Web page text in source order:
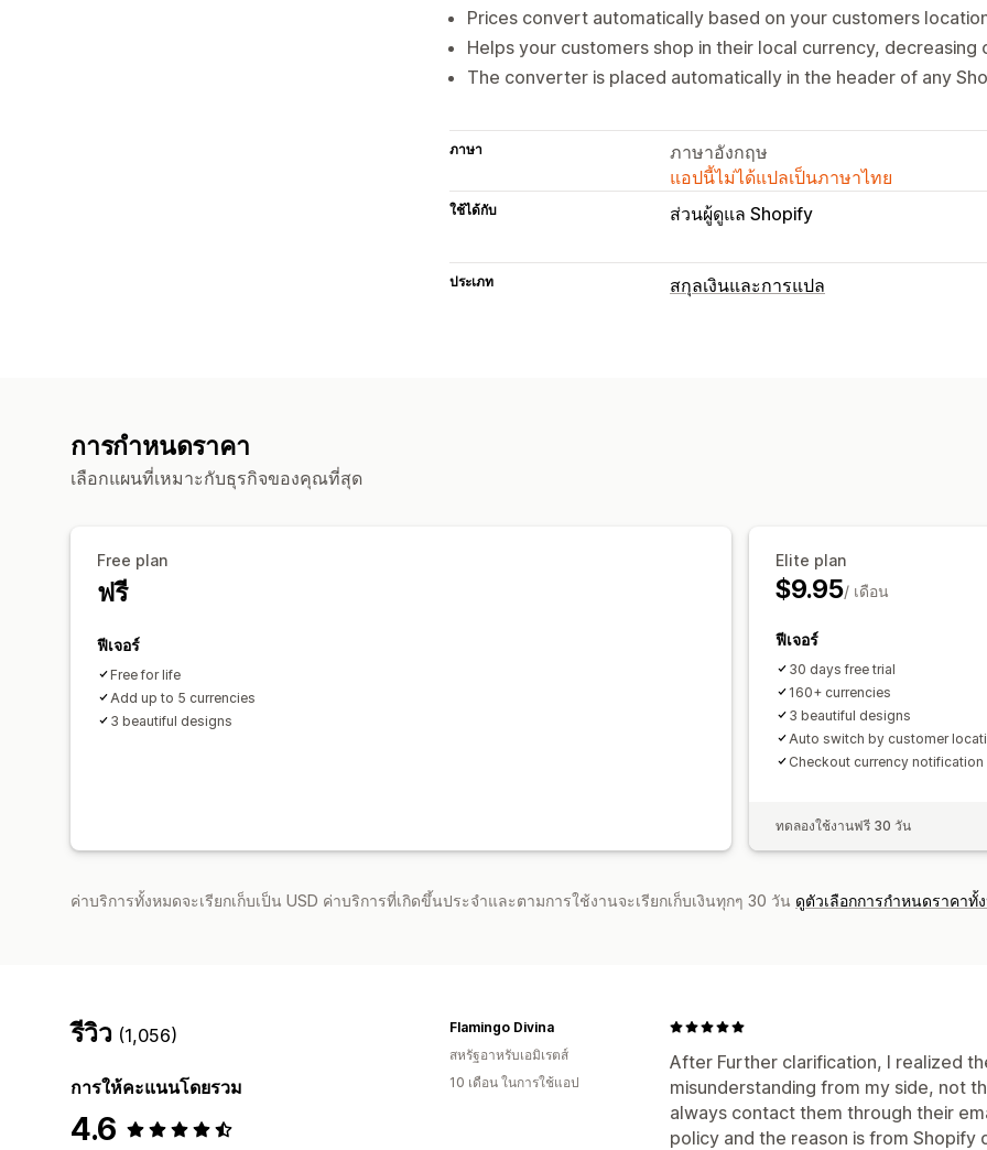
Prices convert automatically based on your customers
Helps your customers shop in their local currency, decreasing
The converter is placed automatically in the header of any
ภาษา
ภาษาอังกฤษ
แอปนี้ไม่ได้แปลเป็นภาษาไทย
ใช้ได้กับ ส่วนผู้ดูแล Shopify
ประเภท สกุลเงินและการแปล
การกำหนดราคา
เลือกแผนที่เหมาะกับธุรกิจของคุณที่สุด
Free plan
ฟรี
ฟีเจอร์
Free for life
Add up to 5 currencies
3 beautiful designs
Elite plan
$9.95/ เดือน
ฟีเจอร์
30 days free trial
160+ currencies
3 beautiful designs
Auto switch by customer
Checkout currency notification
ทดลองใช้งานฟรี 30 วัน
ค่าบริการทั้งหมดจะเรียกเก็บเป็น USD ค่าบริการที่เกิดขึ้นประจำและตามการใช้งานจะเรียกเก็บเงินทุกๆ 30 วัน ดูตัวเลือกการกำหนดราคาทั้
รีวิว (1,056)
การให้คะแนนโดยรวม
4.6
After Further clarification, I realized
misunderstanding from my side, not
always contact them through their
policy and the reason is from Shopify
Flamingo Divina
สหรัฐอาหรับเอมิเรตส์
10 เดือน ในการใช้แอป